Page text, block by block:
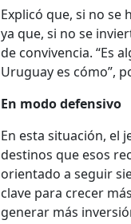
Explicó que, si no se
ya que, si no se
de convivencia. “Es
Uruguay es cómo”,
En modo defensivo
En esta situación, el
destinos que esos
orientado a seguir
clave para crecer
generar más